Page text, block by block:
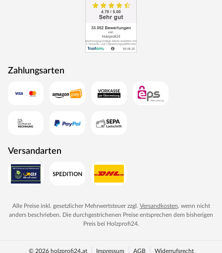
Zahlungsarten
Versandarten
Alle Preise inkl. gesetzlicher Mehrwertsteuer zzgl. Versandkosten, wenn nicht
anders beschrieben. Die durchgestrichenen Preise entsprechen dem bisherigen
Preis bei Holzprofi24.
© 2026 holzprofi24.at Impressum AGB Widerrufsrecht